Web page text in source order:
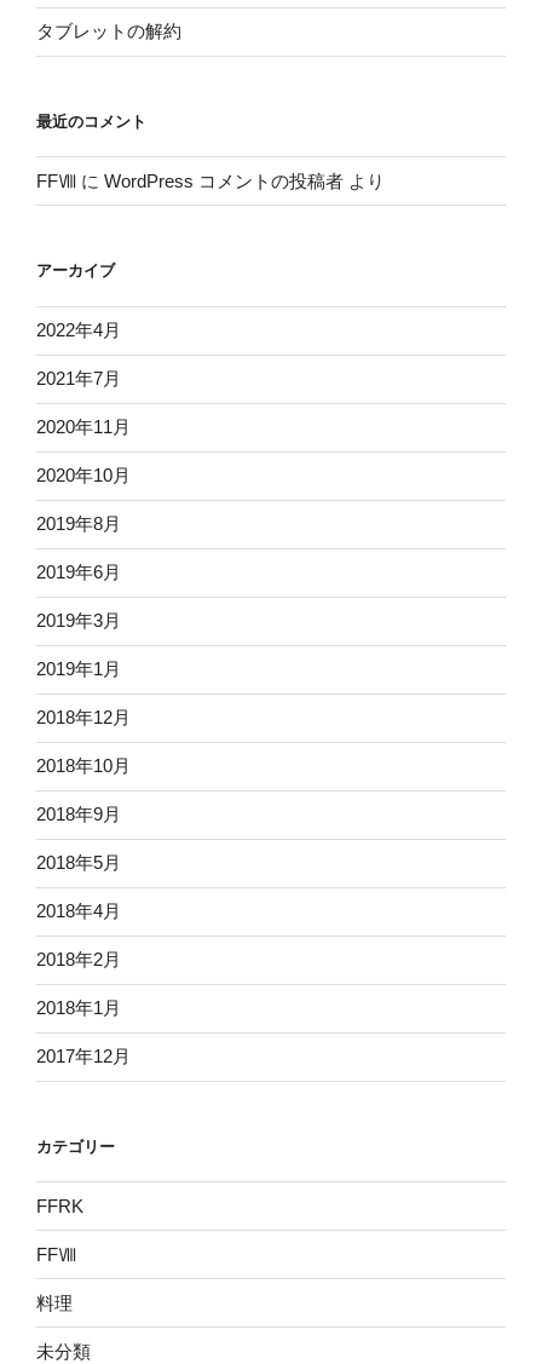
タブレットの解約
最近のコメント
FFⅧ に WordPress コメントの投稿者 より
アーカイブ
2022年4月
2021年7月
2020年11月
2020年10月
2019年8月
2019年6月
2019年3月
2019年1月
2018年12月
2018年10月
2018年9月
2018年5月
2018年4月
2018年2月
2018年1月
2017年12月
カテゴリー
FFRK
FFⅧ
料理
未分類